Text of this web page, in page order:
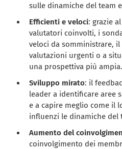
sulle dinamiche del team
Efficienti e veloci: grazie
valutatori coinvolti, i
veloci da somministrare,
valutazioni urgenti o a
una prospettiva più ampia.
Sviluppo mirato: il
leader a identificare aree
e a capire meglio come il
influenzi le dinamiche del
Aumento del
coinvolgimento dei